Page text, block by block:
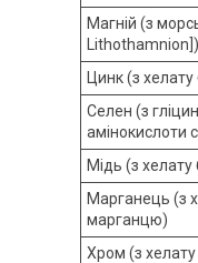
Магній (з
Lithothamnion])
Цинк (з хелату
Селен (з
амінокислоти
Мідь (з хелату
Марганець (з
марганцю)
Хром (з хелату